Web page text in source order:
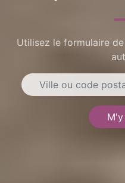
Utilisez le formulaire